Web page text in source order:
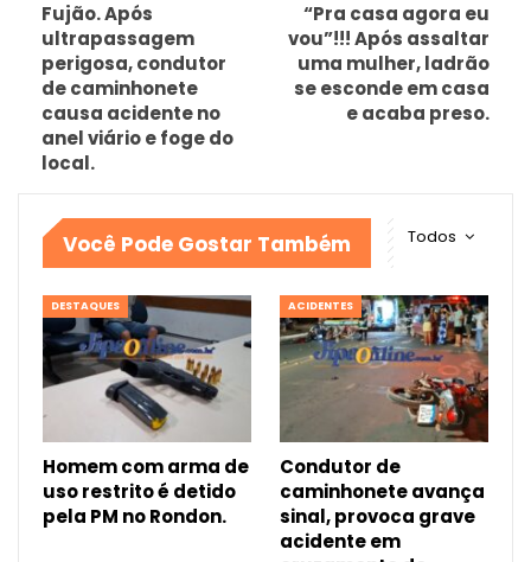
Fujão. Após
ultrapassagem
perigosa, condutor
de caminhonete
causa acidente no
anel viário e foge do
local.
“Pra casa agora eu
vou”!!! Após assaltar
uma mulher, ladrão
se esconde em casa
e acaba preso.
Todos
Você Pode Gostar Também
DESTAQUES
Homem com arma de
uso restrito é detido
pela PM no Rondon.
ACIDENTES
Condutor de
caminhonete avança
sinal, provoca grave
acidente em